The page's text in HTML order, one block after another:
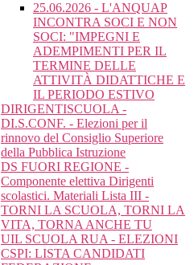
25.06.2026 - L'ANQUAP
INCONTRA SOCI E NON
SOCI: "IMPEGNI E
ADEMPIMENTI PER IL
TERMINE DELLE
ATTIVITÀ DIDATTICHE E
IL PERIODO ESTIVO
DIRIGENTISCUOLA -
DI.S.CONF. - Elezioni per il
rinnovo del Consiglio Superiore
della Pubblica Istruzione
DS FUORI REGIONE -
Componente elettiva Dirigenti
scolastici. Materiali Lista III -
TORNI LA SCUOLA, TORNI LA
VITA, TORNA ANCHE TU
UIL SCUOLA RUA - ELEZIONI
CSPI: LISTA CANDIDATI